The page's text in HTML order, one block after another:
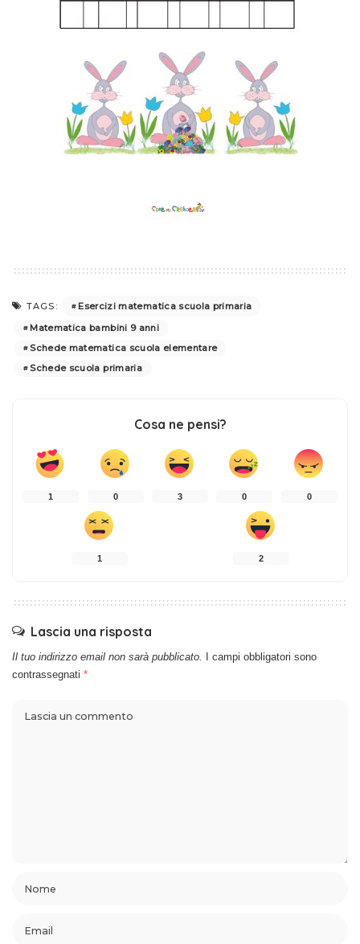
TAGS:
Esercizi matematica scuola primaria
Matematica bambini 9 anni
Schede matematica scuola elementare
Schede scuola primaria
Cosa ne pensi?
1 0 3 0 0
1 2
Lascia una risposta
Il tuo indirizzo email non sarà pubblicato.
I campi obbligatori sono
contrassegnati *